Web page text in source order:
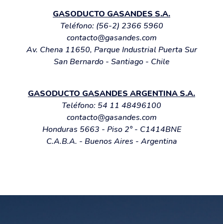
GASODUCTO GASANDES S.A.
Teléfono: (56-2) 2366 5960
contacto@gasandes.com
Av. Chena 11650, Parque Industrial Puerta Sur
San Bernardo - Santiago - Chile
GASODUCTO GASANDES ARGENTINA S.A.
Teléfono: 54 11 48496100
contacto@gasandes.com
Honduras 5663 - Piso 2° - C1414BNE
C.A.B.A. - Buenos Aires - Argentina